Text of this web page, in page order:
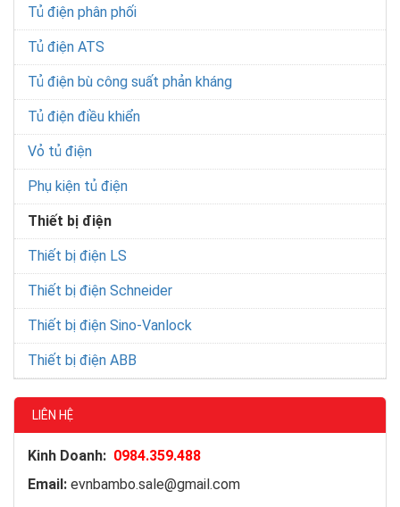
Tủ điện phân phối
Tủ điện ATS
Tủ điện bù công suất phản kháng
Tủ điện điều khiển
Vỏ tủ điện
Phụ kiện tủ điện
Thiết bị điện
Thiết bị điện LS
Thiết bị điện Schneider
Thiết bị điện Sino-Vanlock
Thiết bị điện ABB
LIÊN HỆ
Kinh Doanh: 0984.359.488
Email: evnbambo.sale@gmail.com